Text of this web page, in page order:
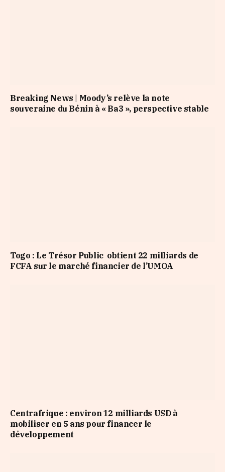
Breaking News | Moody’s relève la note
souveraine du Bénin à « Ba3 », perspective stable
Togo : Le Trésor Public obtient 22 milliards de
FCFA sur le marché financier de l’UMOA
Centrafrique : environ 12 milliards USD à
mobiliser en 5 ans pour financer le
développement